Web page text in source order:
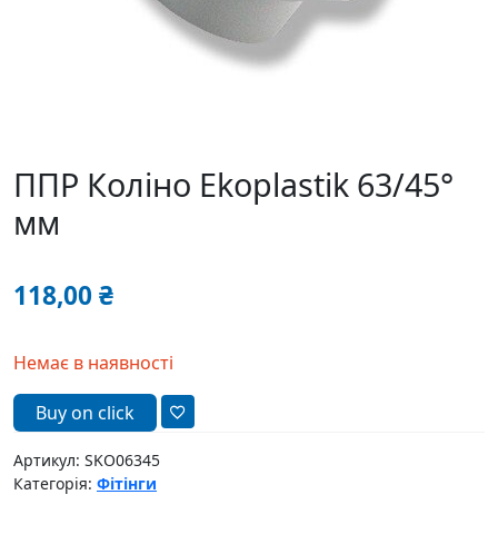
ППР Коліно Ekoplastik 63/45°
мм
118,00₴
Немає в наявності
Buy on click
Артикул: SKO06345
Категорія: Фітінги